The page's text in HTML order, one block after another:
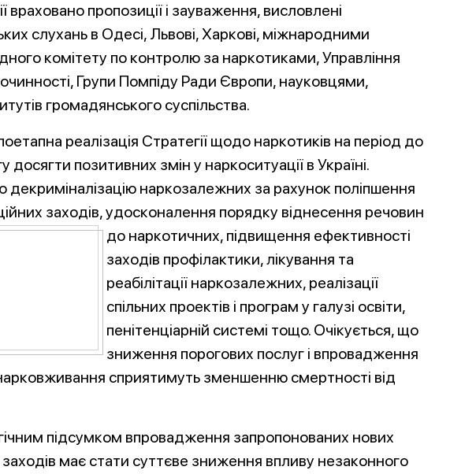
враховано пропозиції і зауваження, висловлені
слухань в Одесі, Львові, Харкові, міжнародними
комітету по контролю за наркотиками, Управління
Групи Помпіду Ради Європи, науковцями,
громадянського суспільства.
реалізація Стратегії щодо наркотиків на період до
позитивних змін у наркоситуації в Україні.
декриміналізацію наркозалежних за рахунок поліпшення
заходів, удосконалення порядку віднесення речовин
до наркотичних, підвищення ефективності
заходів профілактики, лікування та
реабілітації наркозалежних, реалізації
спільних проектів і програм у галузі освіти,
пенітенціарній системі тощо. Очікується, що
зниження порогових послуг і впровадження
сприятимуть зменшенню смертності від
підсумком впровадження запропонованих нових
заходів має стати суттєве зниження впливу незаконного